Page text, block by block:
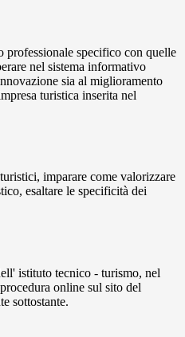
professionale specifico con quelle
nel sistema informativo
sia al miglioramento
turistica inserita nel
imparare come valorizzare
esaltare le specificità dei
istituto tecnico - turismo, nel
online sul sito del
sottostante.